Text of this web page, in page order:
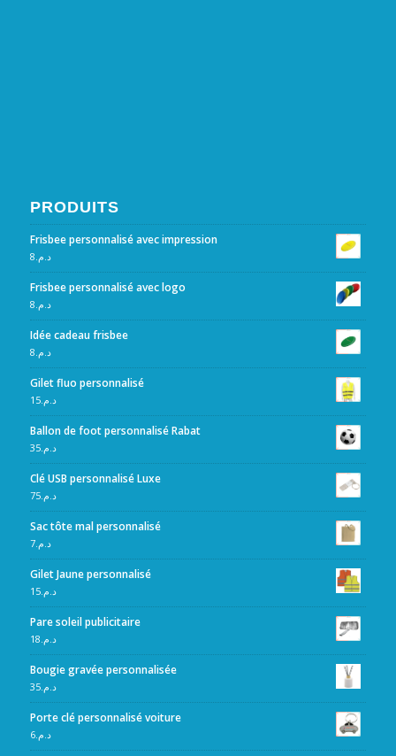
PRODUITS
Frisbee personnalisé avec impression
د.م. 8
Frisbee personnalisé avec logo
د.م. 8
Idée cadeau frisbee
د.م. 8
Gilet fluo personnalisé
د.م.15
Ballon de foot personnalisé Rabat
د.م.35
Clé USB personnalisé Luxe
د.م.75
Sac tôte mal personnalisé
د.م.7
Gilet Jaune personnalisé
د.م.15
Pare soleil publicitaire
د.م. 18
Bougie gravée personnalisée
د.م.35
Porte clé personnalisé voiture
د.م.6